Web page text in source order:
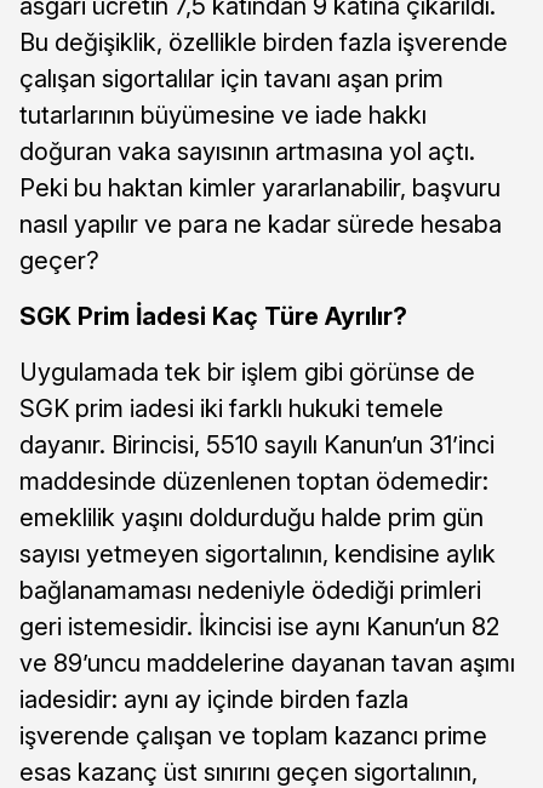
asgari ücretin 7,5 katından 9 katına çıkarıldı.
Bu değişiklik, özellikle birden fazla işverende
çalışan sigortalılar için tavanı aşan prim
tutarlarının büyümesine ve iade hakkı
doğuran vaka sayısının artmasına yol açtı.
Peki bu haktan kimler yararlanabilir, başvuru
nasıl yapılır ve para ne kadar sürede hesaba
geçer?
SGK Prim İadesi Kaç Türe Ayrılır?
Uygulamada tek bir işlem gibi görünse de
SGK prim iadesi iki farklı hukuki temele
dayanır. Birincisi, 5510 sayılı Kanun’un 31’inci
maddesinde düzenlenen toptan ödemedir:
emeklilik yaşını doldurduğu halde prim gün
sayısı yetmeyen sigortalının, kendisine aylık
bağlanamaması nedeniyle ödediği primleri
geri istemesidir. İkincisi ise aynı Kanun’un 82
ve 89’uncu maddelerine dayanan tavan aşımı
iadesidir: aynı ay içinde birden fazla
işverende çalışan ve toplam kazancı prime
esas kazanç üst sınırını geçen sigortalının,